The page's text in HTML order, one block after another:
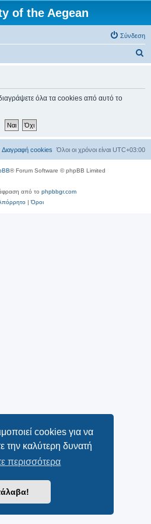
cookies για να
την καλύτερη δυνατή
περισσότερα
of the Aegean
Σύνδεση
σ
όλα τα cookies από αυτό το
Όλοι οι χρόνοι είναι UTC+03:00
Διαγραφή cookies
® Forum Software © phpBB Limited
από το phpbbgr.com
|Όροι